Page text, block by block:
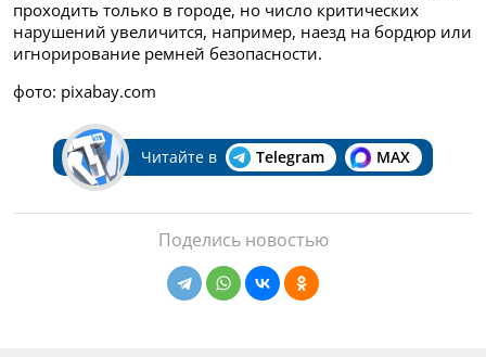
проходить только в городе, но число критических
нарушений увеличится, например, наезд на бордюр или
игнорирование ремней безопасности.
фото: pixabay.com
Читайте в Telegram MAX
Поделись новостью